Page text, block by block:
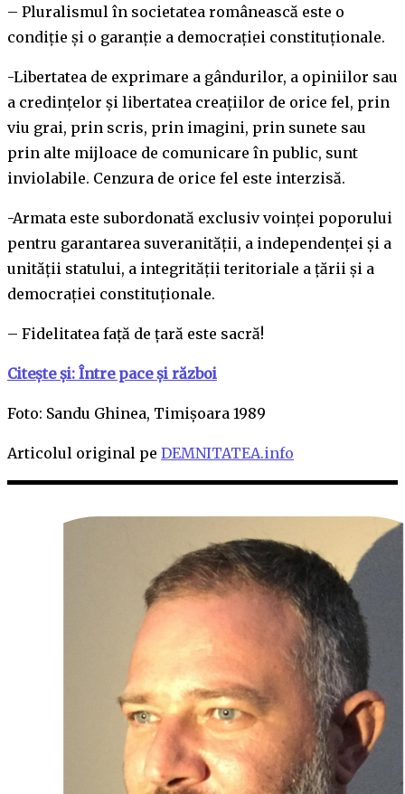
– Pluralismul în societatea românească este o
condiţie şi o garanţie a democraţiei constituţionale.
-Libertatea de exprimare a gândurilor, a opiniilor sau
a credinţelor şi libertatea creaţiilor de orice fel, prin
viu grai, prin scris, prin imagini, prin sunete sau
prin alte mijloace de comunicare în public, sunt
inviolabile. Cenzura de orice fel este interzisă.
-Armata este subordonată exclusiv voinţei poporului
pentru garantarea suveranităţii, a independenţei şi a
unităţii statului, a integrităţii teritoriale a ţării şi a
democraţiei constituţionale.
– Fidelitatea faţă de ţară este sacră!
Citește și: Între pace și război
Foto: Sandu Ghinea, Timișoara 1989
Articolul original pe DEMNITATEA.info